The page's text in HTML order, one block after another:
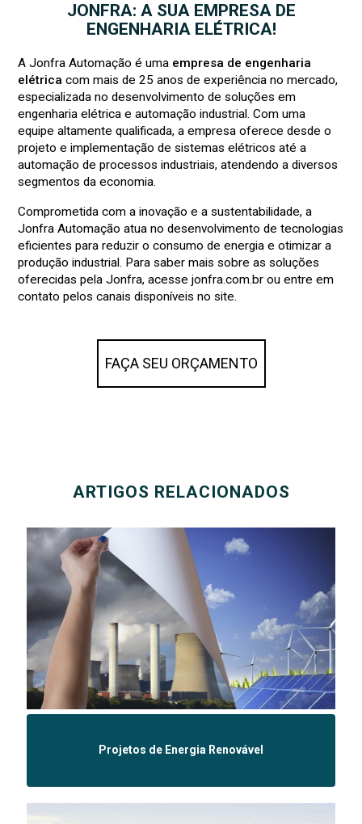
JONFRA: A SUA EMPRESA DE
ENGENHARIA ELÉTRICA!
A Jonfra Automação é uma empresa de engenharia
elétrica com mais de 25 anos de experiência no mercado,
especializada no desenvolvimento de soluções em
engenharia elétrica e automação industrial. Com uma
equipe altamente qualificada, a empresa oferece desde o
projeto e implementação de sistemas elétricos até a
automação de processos industriais, atendendo a diversos
segmentos da economia.
Comprometida com a inovação e a sustentabilidade, a
Jonfra Automação atua no desenvolvimento de tecnologias
eficientes para reduzir o consumo de energia e otimizar a
produção industrial. Para saber mais sobre as soluções
oferecidas pela Jonfra, acesse jonfra.com.br ou entre em
contato pelos canais disponíveis no site.
FAÇA SEU ORÇAMENTO
ARTIGOS RELACIONADOS
Projetos de Energia Renovável